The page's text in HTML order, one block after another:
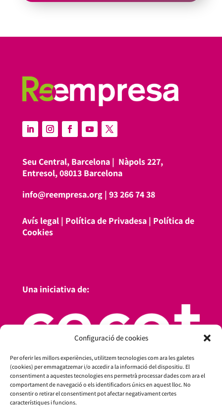
Configuració de cookies
Per oferir les millors experiències, utilitzem tecnologies com ara les galetes
(cookies) per emmagatzemar i/o accedir a la informació del dispositiu. El
consentiment a aquestes tecnologies ens permetrà processar dades com ara el
comportament de navegació o els identificadors únics en aquest lloc. No
consentir o retirar el consentiment pot afectar negativament certes
característiques i funcions.
Seu Central, Barcelona | Nàpols 227,
Entresol, 08013 Barcelona
info@reempresa.org| 93 266 74 38
Avís legal| Política de Privadesa| Política de
Cookies
Una iniciativa de: